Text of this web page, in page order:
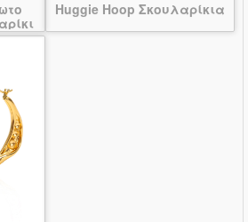
Huggie Hoop Σκουλαρίκια